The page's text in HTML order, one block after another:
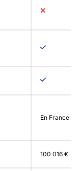
En France
100 016 €